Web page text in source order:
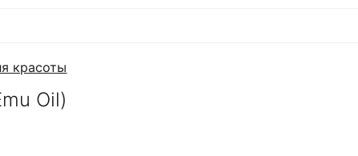
красоты
Oil)